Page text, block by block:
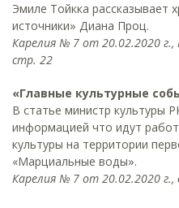
Эмиле Тойкка рассказывает
источники» Диана Проц.
Карелия № 7 от 20.02.2020 г.,
стр. 22
«Главные культурные
В статье министр культуры
информацией что идут
культуры на территории
«Марциальные воды».
Карелия № 7 от 20.02.2020 г.,